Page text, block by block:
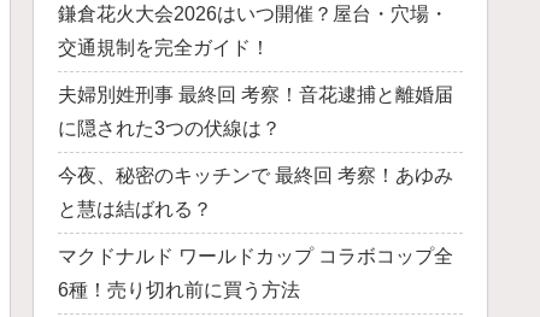
鎌倉花火大会2026はいつ開催？屋台・穴場・
交通規制を完全ガイド！
夫婦別姓刑事 最終回 考察！音花逮捕と離婚届
に隠された3つの伏線は？
今夜、秘密のキッチンで 最終回 考察！あゆみ
と慧は結ばれる？
マクドナルド ワールドカップ コラボコップ全
6種！売り切れ前に買う方法